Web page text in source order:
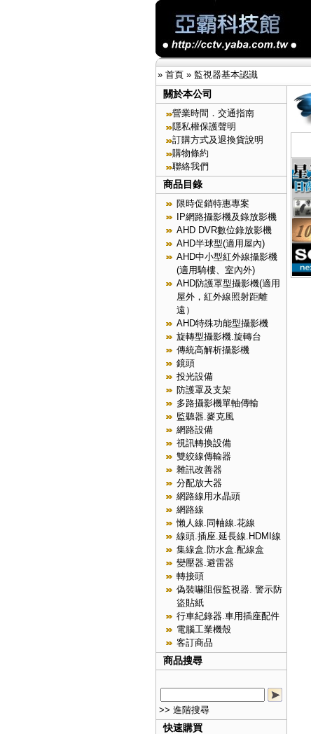
» 首頁 » 監視器基本認識
關於本公司
營業時間．交通指南
隱私權保護聲明
訂購方式及退換貨說明
購物條約
聯絡我們
商品目錄
限時促銷特惠專案
IP網路攝影機及錄放影機
AHD DVR數位錄放影機
AHD半球型(適用屋內)
AHD中小型紅外線攝影機
(適用騎樓、室內外)
AHD防護罩型攝影機(適用
屋外，紅外線照射距離
遠）
AHD特殊功能型攝影機
旋轉型攝影機.旋轉台
傳統高解析攝影機
鏡頭
投光設備
防護罩及支架
多路攝影機單軸傳輸
監聽器.麥克風
網路設備
視訊轉換設備
雙絞線傳輸器
雜訊改善器
分配放大器
網路線用水晶頭
網路線
懶人線.同軸線.花線
線頭.插座.延長線.HDMI線
集線盒.防水盒.配線盒
變壓器.避雷器
轉接頭
偽裝嚇阻假監視器. 警示防
盜貼紙
行車紀錄器.車用插座配件
電腦工業機殼
客訂商品
商品搜尋
>> 進階搜尋
快速購買